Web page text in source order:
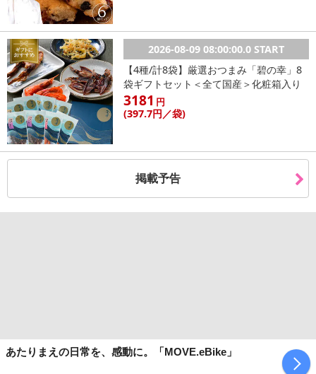
2026-08-09 08:00:00.0 START
【4種/計8袋】厳選おつまみ「碧の幸」8
袋ギフトセット＜全て国産＞化粧箱入り
3181 円
(397.7円 ／袋)
掲載予告
あたりまえの日常を、感動に。「MOVE.eBike」